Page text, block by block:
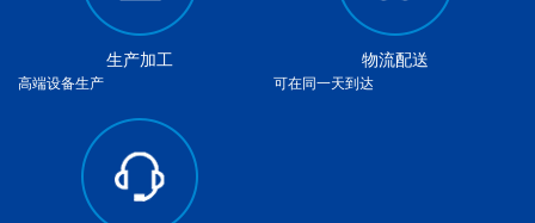
生产加工
高端设备生产
物流配送
可在同一天到达